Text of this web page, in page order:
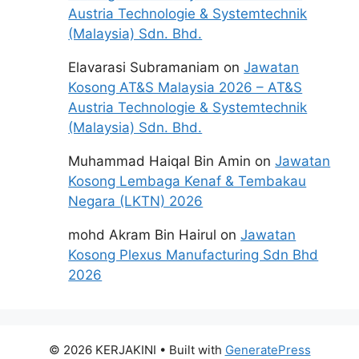
Austria Technologie & Systemtechnik
(Malaysia) Sdn. Bhd.
Elavarasi Subramaniam onJawatan
Kosong AT&S Malaysia 2026 – AT&S
Austria Technologie & Systemtechnik
(Malaysia) Sdn. Bhd.
Muhammad Haiqal Bin Amin onJawatan
Kosong Lembaga Kenaf & Tembakau
Negara (LKTN) 2026
mohd Akram Bin Hairul onJawatan
Kosong Plexus Manufacturing Sdn Bhd
2026
© 2026 KERJAKINI • Built with GeneratePress